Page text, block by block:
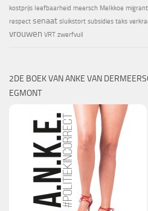
kostprijs leefbaarheid meersch Melkkoe
respect senaat sluikstort subsidies taks
vrouwen VRT zwerfvuil
2DE BOEK VAN ANKE VAN
EGMONT